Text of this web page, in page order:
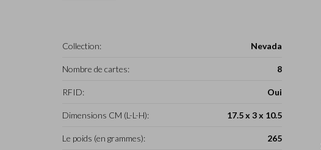
Collection: Nevada
Nombre de cartes: 8
RFID: Oui
Dimensions CM (L-L-H): 17.5 x 3 x 10.5
Le poids (en grammes): 265